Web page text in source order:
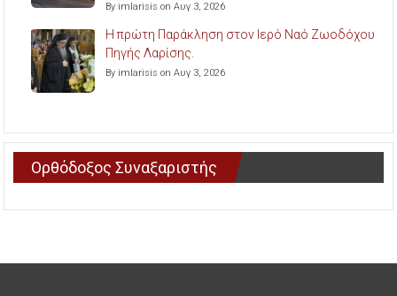
By imlarisis on Αυγ 3, 2026
Η πρώτη Παράκληση στον Ιερό Ναό Ζωοδόχου
Πηγής Λαρίσης.
By imlarisis on Αυγ 3, 2026
Ορθόδοξος Συναξαριστής